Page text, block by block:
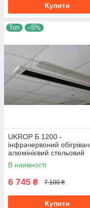
Купити
Топ –5%
UKROP Б 1200 -
інфрачервоний обігрівач
алюмінієвий стельовий
довгохвильовий
енергоефективний
В наявності
6 745 ₴ 7 100 ₴
Купити